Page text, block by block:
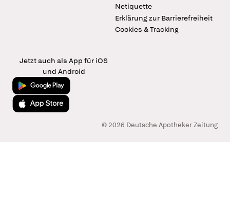
Netiquette
Erklärung zur Barrierefreiheit
Cookies & Tracking
Jetzt auch als App für iOS
und Android
Jetzt bei Google Play
Laden im App Store
© 2026 Deutsche Apotheker Zeitung